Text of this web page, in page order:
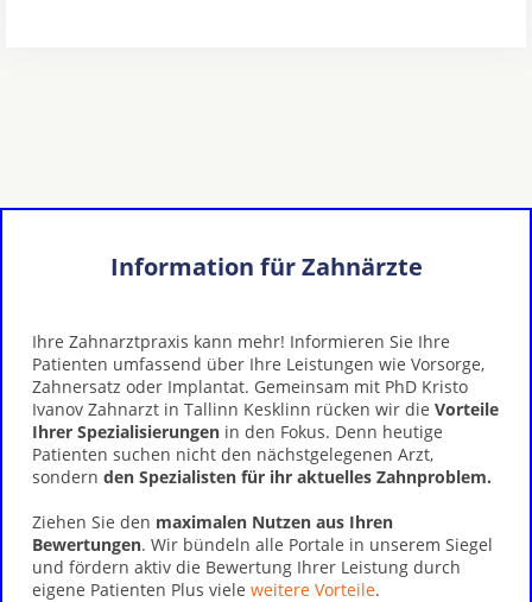
Information für Zahnärzte
Ihre Zahnarztpraxis kann mehr! Informieren Sie Ihre
Patienten umfassend über Ihre Leistungen wie Vorsorge,
Zahnersatz oder Implantat. Gemeinsam mit PhD Kristo
Ivanov Zahnarzt in Tallinn Kesklinn rücken wir die Vorteile
Ihrer Spezialisierungen in den Fokus. Denn heutige
Patienten suchen nicht den nächstgelegenen Arzt,
sondern den Spezialisten für ihr aktuelles Zahnproblem.
Ziehen Sie den maximalen Nutzen aus Ihren
Bewertungen. Wir bündeln alle Portale in unserem Siegel
und fördern aktiv die Bewertung Ihrer Leistung durch
eigene Patienten Plus viele weitere Vorteile.